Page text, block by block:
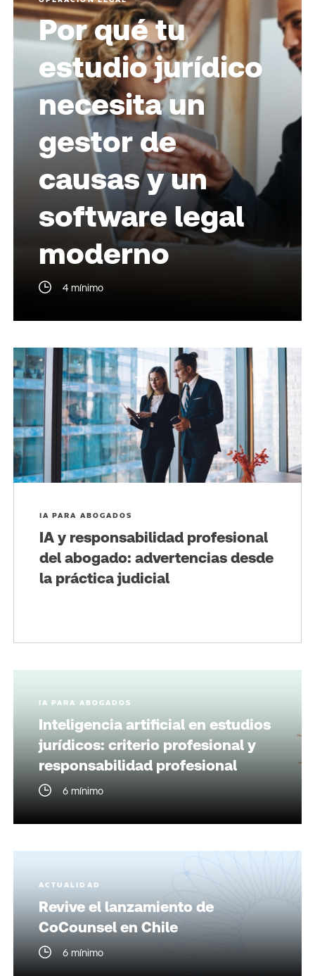
Por qué tu
estudio jurídico
necesita un
gestor de
causas y un
software legal
moderno
4 mínimo
IA PARA ABOGADOS
IA y responsabilidad profesional
del abogado: advertencias desde
la práctica judicial
IA PARA ABOGADOS
Inteligencia artificial en estudios
jurídicos: criterio profesional y
responsabilidad profesional
6 mínimo
ACTUALIDAD
Revive el lanzamiento de
CoCounsel en Chile
6 mínimo